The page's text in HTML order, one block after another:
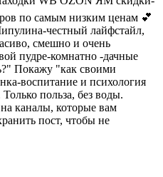
по самым низким ценам 💕
честный лайфстайл,
смешно и очень
пудре-комнатно -дачные
Покажу "как своими
воспитание и психология
польза, без воды.
каналы, которые вам
пост, чтобы не